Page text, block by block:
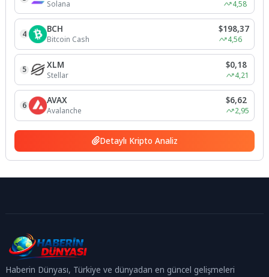
Solana 4,58
4 BCH
Bitcoin Cash
$198,37
4,56
5 XLM
Stellar
$0,18
4,21
6 AVAX
Avalanche
$6,62
2,95
Detaylı Kripto Analiz
Haberin Dünyası, Türkiye ve dünyadan en güncel gelişmeleri